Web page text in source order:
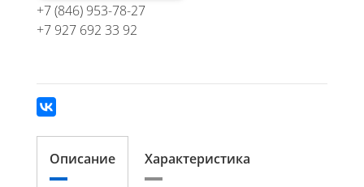
+7 (846) 953-78-27
+7 927 692 33 92
Описание Характеристика